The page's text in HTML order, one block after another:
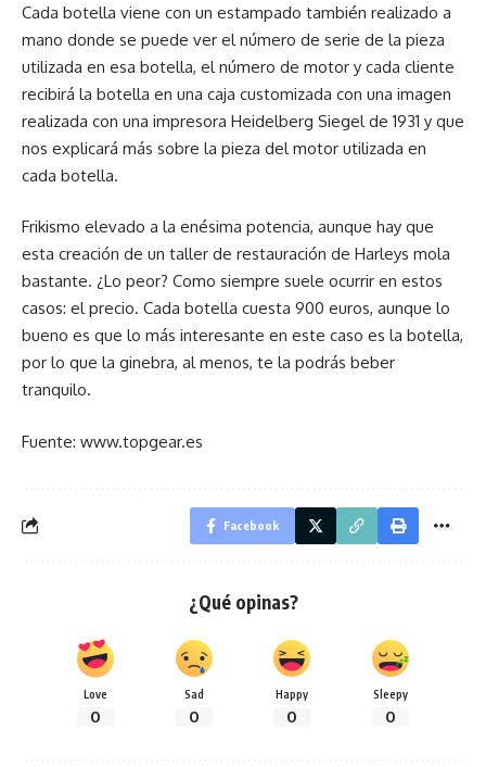
Cada botella viene con un estampado también realizado a
mano donde se puede ver el número de serie de la pieza
utilizada en esa botella, el número de motor y cada cliente
recibirá la botella en una caja customizada con una imagen
realizada con una impresora Heidelberg Siegel de 1931 y que
nos explicará más sobre la pieza del motor utilizada en
cada botella.
Frikismo elevado a la enésima potencia, aunque hay que
esta creación de un taller de restauración de Harleys mola
bastante. ¿Lo peor? Como siempre suele ocurrir en estos
casos: el precio. Cada botella cuesta 900 euros, aunque lo
bueno es que lo más interesante en este caso es la botella,
por lo que la ginebra, al menos, te la podrás beber
tranquilo.
Fuente: www.topgear.es
Facebook
¿Qué opinas?
Love
0
Sad
0
Happy
0
Sleepy
0